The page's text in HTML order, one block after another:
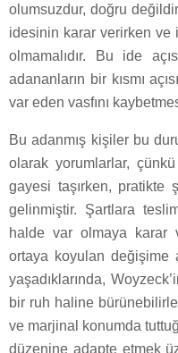
olumsuzdur, doğru
idesinin karar verirken ve
olmamalıdır. Bu ide
adananların bir kısmı
var eden vasfını
Bu adanmış kişiler bu
olarak yorumlarlar,
gayesi taşırken, pratikte
gelinmiştir. Şartlara
halde var olmaya karar
ortaya koyulan değişime
yaşadıklarında,
bir ruh haline
ve marjinal konumda
düzenine adapte etmek